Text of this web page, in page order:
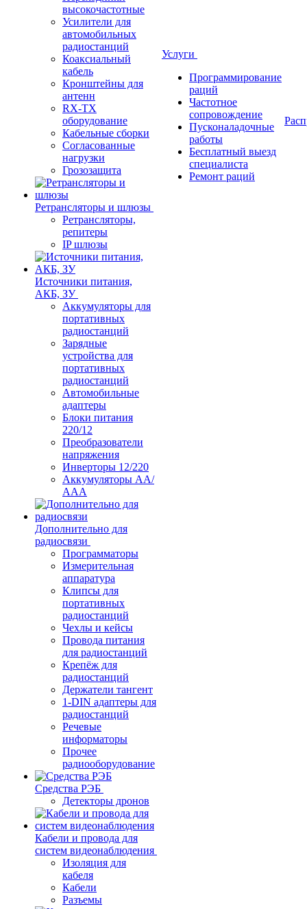
высокочастотные
Усилители для
автомобильных
радиостанций
Коаксиальный
кабель
Кронштейны для
антенн
RX-TX
оборудование
Кабельные сборки
Согласованные
нагрузки
Грозозащита
Ретрансляторы и шлюзы
Ретрансляторы,
репитеры
IP шлюзы
Источники питания,
АКБ, ЗУ
Аккумуляторы для
портативных
радиостанций
Зарядные
устройства для
портативных
радиостанций
Автомобильные
адаптеры
Блоки питания
220/12
Преобразователи
напряжения
Инверторы 12/220
Аккумуляторы АА/
ААА
Дополнительно для
радиосвязи
Программаторы
Измерительная
аппаратура
Клипсы для
портативных
радиостанций
Чехлы и кейсы
Провода питания
для радиостанций
Крепёж для
радиостанций
Держатели тангент
1-DIN адаптеры для
радиостанций
Речевые
информаторы
Прочее
радиооборудование
Средства РЭБ
Детекторы дронов
Кабели и провода для
систем видеонаблюдения
Изоляция для
кабеля
Кабели
Разъемы
Услуги
Программирование
раций
Частотное
сопровождение
Пусконаладочные
работы
Бесплатный выезд
специалиста
Ремонт раций